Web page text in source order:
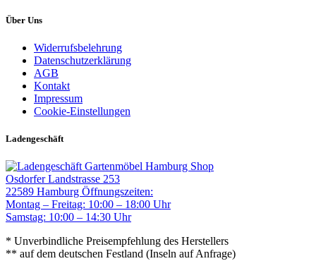
Über Uns
Widerrufsbelehrung
Datenschutzerklärung
AGB
Kontakt
Impressum
Cookie-Einstellungen
Ladengeschäft
Gartenmöbel Hamburg Shop
Osdorfer Landstrasse 253
22589 Hamburg Öffnungszeiten:
Montag – Freitag: 10:00 – 18:00 Uhr
Samstag: 10:00 – 14:30 Uhr
* Unverbindliche Preisempfehlung des Herstellers
** auf dem deutschen Festland (Inseln auf Anfrage)